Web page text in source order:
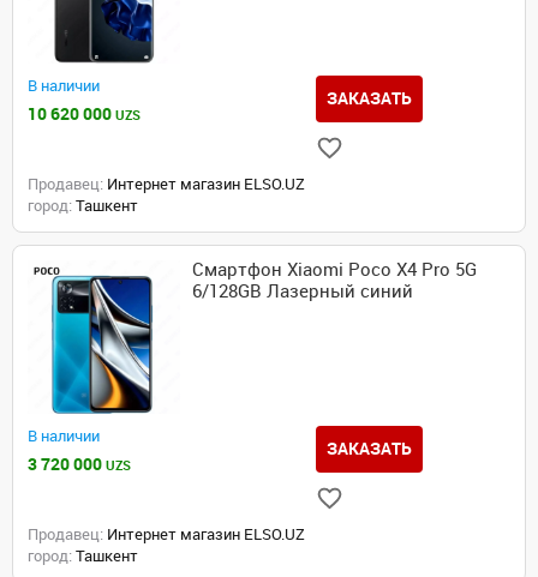
В наличии
10 620 000 UZS
ЗАКАЗАТЬ
Продавец: Интернет магазин ELSO.UZ
город: Ташкент
Смартфон Xiaomi Poco X4 Pro 5G
6/128GB Лазерный синий
В наличии
3 720 000 UZS
ЗАКАЗАТЬ
Продавец: Интернет магазин ELSO.UZ
город: Ташкент